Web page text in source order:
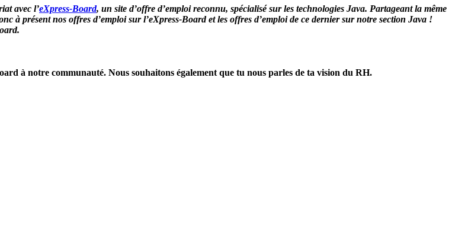
avec l’eXpress-Board, un site d’offre d’emploi reconnu, spécialisé sur les technologies Java. Partageant la même
à présent nos offres d’emploi sur l’eXpress-Board et les offres d’emploi de ce dernier sur notre section Java !
à notre communauté. Nous souhaitons également que tu nous parles de ta vision du RH.